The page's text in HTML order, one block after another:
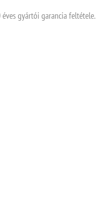
gyártói garancia feltétele.